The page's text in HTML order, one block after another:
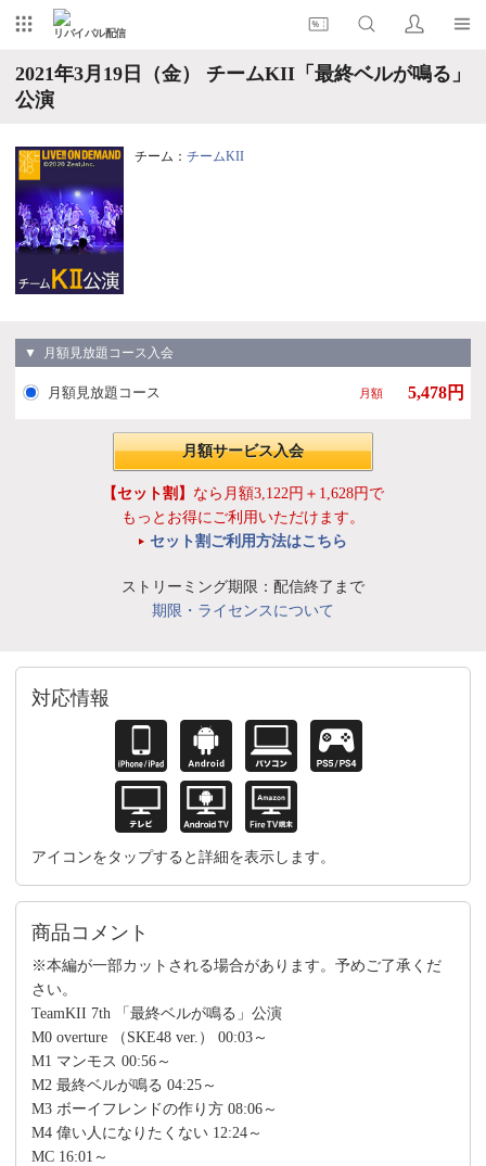
リバイバル配信
2021年3月19日（金） チームKII「最終ベルが鳴る」
公演
チーム： チームKII
▼ 月額見放題コース入会
月額見放題コース 月額 5,478円
月額サービス入会
【セット割】 なら月額3,122円＋1,628円で
もっとお得にご利用いただけます。
セット割ご利用方法はこちら
ストリーミング期限：配信終了まで
期限・ライセンスについて
対応情報
アイコンをタップすると詳細を表示します。
商品コメント
※本編が一部カットされる場合があります。予めご了承くだ
さい。
TeamKII 7th 「最終ベルが鳴る」公演
M0 overture （SKE48 ver.） 00:03～
M1 マンモス 00:56～
M2 最終ベルが鳴る 04:25～
M3 ボーイフレンドの作り方 08:06～
M4 偉い人になりたくない 12:24～
MC 16:01～